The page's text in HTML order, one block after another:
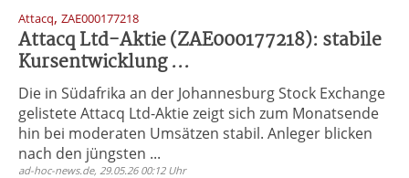
Attacq, ZAE000177218
Attacq Ltd-Aktie (ZAE000177218): stabile
Kursentwicklung ...
Die in Südafrika an der Johannesburg Stock Exchange
gelistete Attacq Ltd-Aktie zeigt sich zum Monatsende
hin bei moderaten Umsätzen stabil. Anleger blicken
nach den jüngsten ...
ad-hoc-news.de, 29.05.26 00:12 Uhr